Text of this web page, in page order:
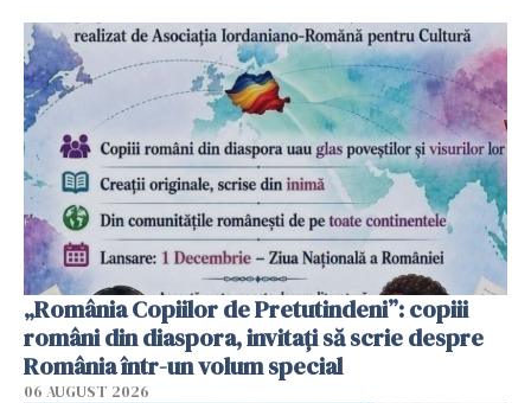
„România Copiilor de Pretutindeni”: copiii
români din diaspora, invitați să scrie despre
România într-un volum special
06 AUGUST 2026